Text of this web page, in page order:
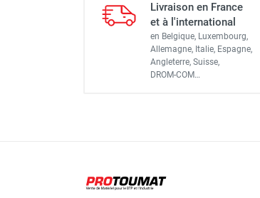
Longueur replié
Hauteur de travail
Empattement
Plateforme
Livraison en France
et à l'international
en Belgique, Luxembourg,
Allemagne, Italie, Espagne,
Angleterre, Suisse,
DROM-COM…